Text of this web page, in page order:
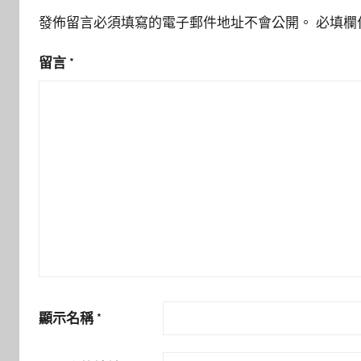
發佈留言必須填寫的電子郵件地址不會公開。 必填欄
留言 *
顯示名稱 *